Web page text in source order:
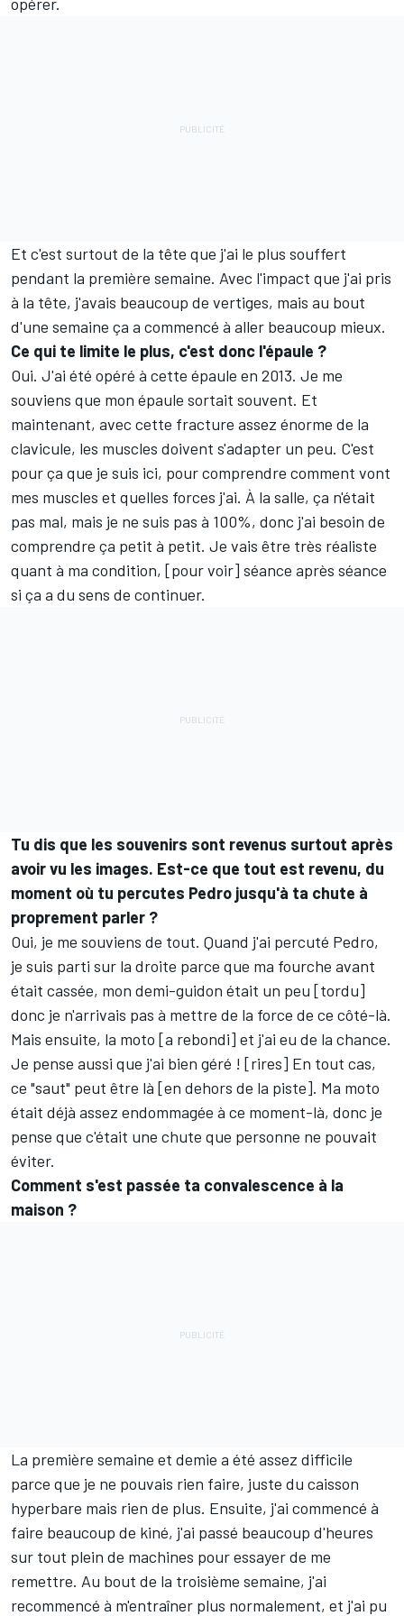
Et c'est surtout de la tête que j'ai le plus souffert
pendant la première semaine. Avec l'impact que j'ai pris
à la tête, j'avais beaucoup de vertiges, mais au bout
d'une semaine ça a commencé à aller beaucoup mieux.
Ce qui te limite le plus, c'est donc l'épaule ?
Oui. J'ai été opéré à cette épaule en 2013. Je me
souviens que mon épaule sortait souvent. Et
maintenant, avec cette fracture assez énorme de la
clavicule, les muscles doivent s'adapter un peu. C'est
pour ça que je suis ici, pour comprendre comment vont
mes muscles et quelles forces j'ai. À la salle, ça n'était
pas mal, mais je ne suis pas à 100%, donc j'ai besoin de
comprendre ça petit à petit. Je vais être très réaliste
quant à ma condition, [pour voir] séance après séance
si ça a du sens de continuer.
Tu dis que les souvenirs sont revenus surtout après
avoir vu les images. Est-ce que tout est revenu, du
moment où tu percutes Pedro jusqu'à ta chute à
proprement parler ?
Oui, je me souviens de tout. Quand j'ai percuté Pedro,
je suis parti sur la droite parce que ma fourche avant
était cassée, mon demi-guidon était un peu [tordu]
donc je n'arrivais pas à mettre de la force de ce côté-là.
Mais ensuite, la moto [a rebondi] et j'ai eu de la chance.
Je pense aussi que j'ai bien géré ! [rires] En tout cas,
ce "saut" peut être là [en dehors de la piste]. Ma moto
était déjà assez endommagée à ce moment-là, donc je
pense que c'était une chute que personne ne pouvait
éviter.
Comment s'est passée ta convalescence à la
maison ?
La première semaine et demie a été assez difficile
parce que je ne pouvais rien faire, juste du caisson
hyperbare mais rien de plus. Ensuite, j'ai commencé à
faire beaucoup de kiné, j'ai passé beaucoup d'heures
sur tout plein de machines pour essayer de me
remettre. Au bout de la troisième semaine, j'ai
recommencé à m'entraîner plus normalement, et j'ai pu